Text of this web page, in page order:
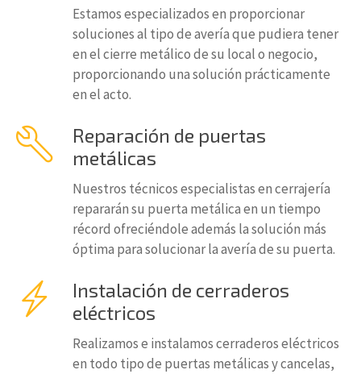
Estamos especializados en proporcionar
soluciones al tipo de avería que pudiera tener
en el cierre metálico de su local o negocio,
proporcionando una solución prácticamente
en el acto.
Reparación de puertas
metálicas
Nuestros técnicos especialistas en cerrajería
repararán su puerta metálica en un tiempo
récord ofreciéndole además la solución más
óptima para solucionar la avería de su puerta.
Instalación de cerraderos
eléctricos
Realizamos e instalamos cerraderos eléctricos
en todo tipo de puertas metálicas y cancelas,